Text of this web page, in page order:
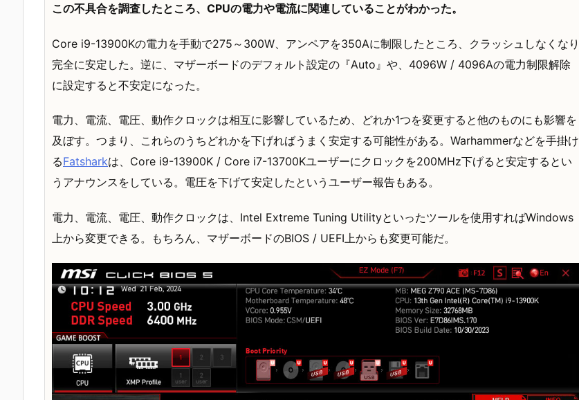
この不具合を調査したところ、CPUの電力や電流に関連していることがわかった。
Core i9-13900Kの電力を手動で275～300W、アンペアを350Aに制限したところ、クラッシュしなくなり
完全に安定した。逆に、マザーボードのデフォルト設定の『Auto』や、4096W / 4096Aの電力制限解除
に設定すると不安定になった。
電力、電流、電圧、動作クロックは相互に影響しているため、どれか1つを変更すると他のものにも影響を
及ぼす。つまり、これらのうちどれかを下げればうまく安定する可能性がある。Warhammerなどを手掛け
るFatsharkは、Core i9-13900K / Core i7-13700Kユーザーにクロックを200MHz下げると安定するとい
うアナウンスをしている。電圧を下げて安定したというユーザー報告もある。
電力、電流、電圧、動作クロックは、Intel Extreme Tuning Utilityといったツールを使用すればWindows
上から変更できる。もちろん、マザーボードのBIOS / UEFI上からも変更可能だ。